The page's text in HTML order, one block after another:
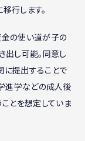
行します。
金の使い道が子の
出し可能。同意し
提出することで
進学などの成人後
とを想定していま